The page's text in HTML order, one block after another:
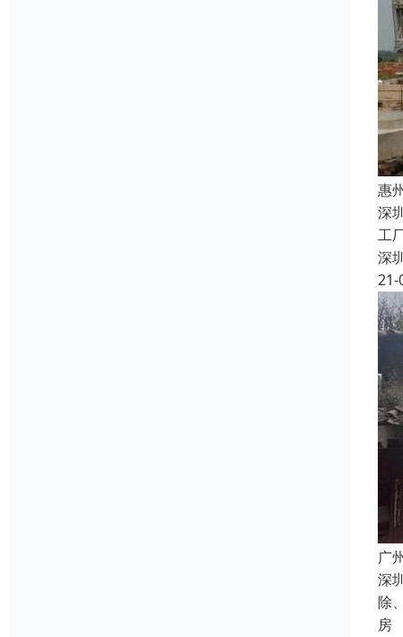
惠
深
工
深
21-
广
深
除
房